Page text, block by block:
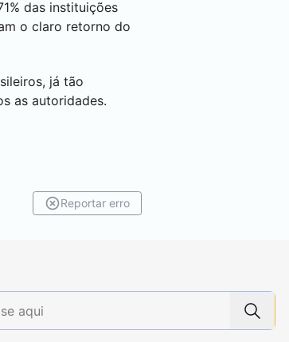
das instituições
o claro retorno do
já tão
as autoridades.
Reportar erro